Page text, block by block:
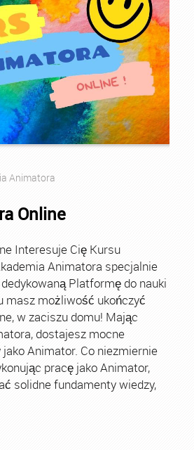
Animatora
Online
Interesuje Cię Kursu
Animatora specjalnie
Platformę do nauki
masz możliwość ukończyć
w zaciszu domu! Mając
dostajesz mocne
Animator. Co niezmiernie
pracę jako Animator,
solidne fundamenty wiedzy,